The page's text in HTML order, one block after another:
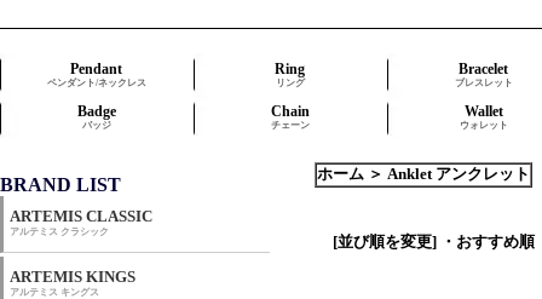
Pendant
ペンダント/ネックレス
Ring
リング
Bracelet
ブレスレット
Badge
バッジ
Chain
チェーン
Wallet
ウォレット
ホーム ＞ Anklet アンクレット
[並び順を変更] ・おすすめ順
BRAND LIST
ARTEMIS CLASSIC
アルテミス クラシック
ARTEMIS KINGS
アルテミス キングス